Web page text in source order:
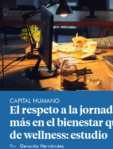
CAPITAL HUMANO
El respeto a la
más en el bienestar
de wellness: estudio
Por Gerardo Hernández